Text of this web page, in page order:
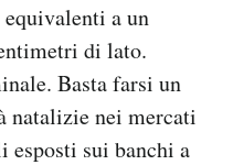
a un
di lato.
Basta farsi un
natalizie nei mercati
sui banchi a